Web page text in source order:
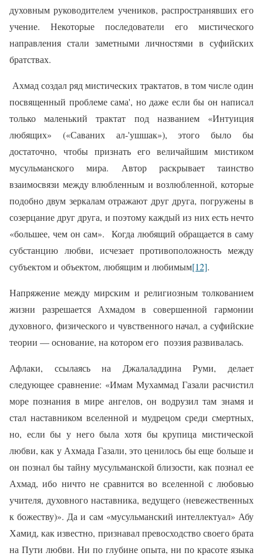
духовным руководителем учеников, распространявших его
учение. Некоторые последователи его мистического
направления стали заметными личностями в суфийских
братствах.
Ахмад создал ряд мистических трактатов, в том числе один
посвященный проблеме сама', но даже если бы он написал
только маленький трактат под названием «Интуиция
любящих» («Саваних ал-'ушшак»), этого было бы
достаточно, чтобы признать его величайшим мистиком
мусульманского мира. Автор раскрывает таинство
взаимосвязи между влюбленным и возлюбленной, которые
подобно двум зеркалам отражают друг друга, погружены в
созерцание друг друга, и поэтому каждый из них есть нечто
«большее, чем он сам».
Когда любящий обращается в саму
субстанцию любви, исчезает противоположность между
субъектом и объектом, любящим и любимым[12].
Напряжение между мирским и религиозным толкованием
жизни разрешается Ахмадом в совершенной гармонии
духовного, физического и чувственного начал, а суфийские
теории — основание, на котором его поэзия развивалась.
Афлаки, ссылаясь на Джалаладдина Руми, делает
следующее сравнение: «Имам Мухаммад Газали расчистил
море познания в мире ангелов, он водрузил там знамя и
стал наставником вселенной и мудрецом среди смертных,
но, если бы у него была хотя бы крупица мистической
любви, как у Ахмада Газали, это ценилось бы еще больше и
он познал бы тайну мусульманской близости, как познал ее
Ахмад, ибо ничто не сравнится во вселенной с любовью
учителя, духовного наставника, ведущего (невежественных
к божеству)». Да и сам «мусульманский интеллектуал» Абу
Хамид, как известно, признавал превосходство своего брата
на Пути любви. Ни по глубине опыта, ни по красоте языка